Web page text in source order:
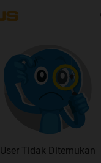
User Tidak Ditemukan